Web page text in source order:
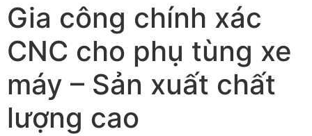
Gia công chính xác
CNC cho phụ tùng xe
máy – Sản xuất chất
lượng cao